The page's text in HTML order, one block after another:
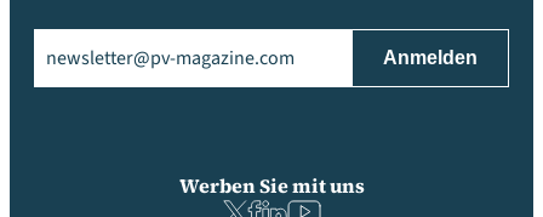
Werben Sie mit uns